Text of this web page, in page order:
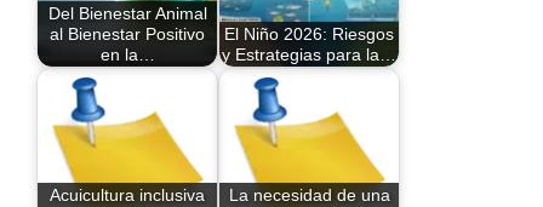
Del Bienestar Animal
al Bienestar Positivo
en la…
El Niño 2026: Riesgos
y Estrategias para la…
Acuicultura inclusiva
La necesidad de una